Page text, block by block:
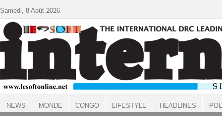
ACCUEIL
Samedi, 8 Août 2026
NEWS MONDE CONGO LIFESTYLE HEADLINES